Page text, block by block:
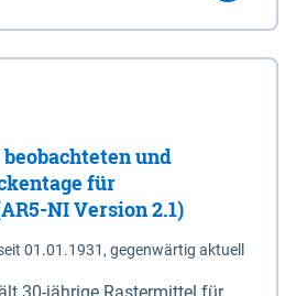
und
für
NI Version 2.1)
01.01.1931, gegenwärtig aktuell